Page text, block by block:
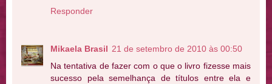
Responder
Mikaela Brasil 21 de setembro de 2010 às 00:50
Na tentativa de fazer com o que o livro fizesse mais
sucesso pela semelhança de títulos entre ela e